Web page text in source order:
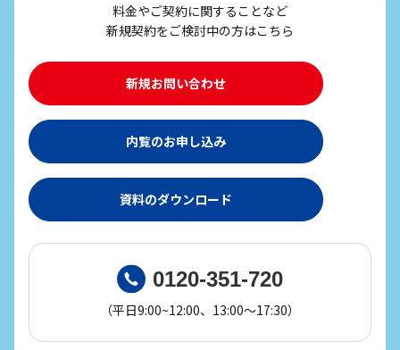
料金やご契約に関することなど
新規契約をご検討中の方はこちら
新規お問い合わせ
内覧のお申し込み
資料のダウンロード
0120-351-720
（平日9:00~12:00、13:00～17:30）